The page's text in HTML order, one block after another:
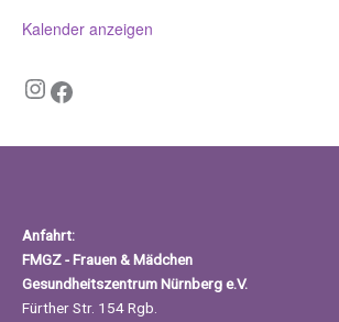
Kalender anzeigen
InstagramFacebook
Anfahrt:
FMGZ - Frauen & Mädchen
Gesundheitszentrum Nürnberg e.V.
Fürther Str. 154 Rgb.